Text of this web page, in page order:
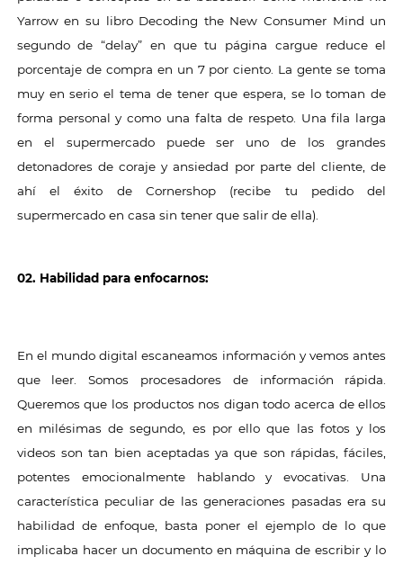
Yarrow en su libro Decoding the New Consumer Mind un
segundo de “delay” en que tu página cargue reduce el
porcentaje de compra en un 7 por ciento. La gente se toma
muy en serio el tema de tener que espera, se lo toman de
forma personal y como una falta de respeto. Una fila larga
en el supermercado puede ser uno de los grandes
detonadores de coraje y ansiedad por parte del cliente, de
ahí el éxito de Cornershop (recibe tu pedido del
supermercado en casa sin tener que salir de ella).
02. Habilidad para enfocarnos:
En el mundo digital escaneamos información y vemos antes
que leer. Somos procesadores de información rápida.
Queremos que los productos nos digan todo acerca de ellos
en milésimas de segundo, es por ello que las fotos y los
videos son tan bien aceptadas ya que son rápidas, fáciles,
potentes emocionalmente hablando y evocativas. Una
característica peculiar de las generaciones pasadas era su
habilidad de enfoque, basta poner el ejemplo de lo que
implicaba hacer un documento en máquina de escribir y lo